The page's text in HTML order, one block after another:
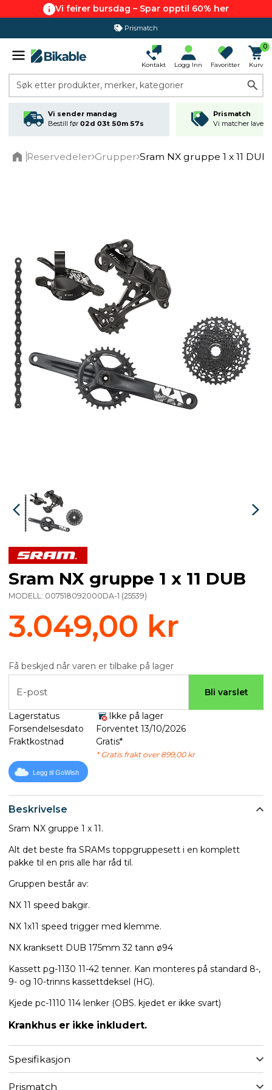
Vi feirer bursdag – Spar opptil 60% her
Prismatch
Kontakt Logg Inn Favoritter
0
Kurv
Søk etter produkter, merker, kategorier
Vi sender mandag
Bestill før 02d 03t 50m 57s
Prismatch
Vi matcher
Reservedeler Grupper Sram NX gruppe 1 x 11 DUB
Beskrivelse
Sram NX gruppe 1 x 11.
Alt det beste fra SRAMs toppgruppesett i en komplett
pakke til en pris alle har råd til.
Gruppen består av:
NX 11 speed bakgir.
NX 1x11 speed trigger med klemme.
NX kranksett DUB 175mm 32 tann ø94
Kassett pg-1130 11-42 tenner. Kan monteres på standard 8-,
9- og 10-trinns kassettdeksel (HG).
Kjede pc-1110 114 lenker (OBS. kjedet er ikke svart)
Krankhus er ikke inkludert.
Spesifikasjon
Prismatch
Sram NX gruppe 1 x 11 DUB
MODELL: 007518092000DA-1 (25539)
3.049,00 kr
Få beskjed når varen er tilbake på lager
E-post Bli varslet
Lagerstatus
Ikke på lager
Forsendelsesdato
Forventet 13/10/2026
Fraktkostnad
Gratis*
* Gratis frakt over 899,00 kr
Legg til GoWish